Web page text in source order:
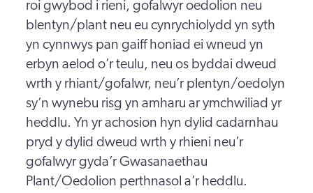
roi gwybod i rieni, gofalwyr oedolion neu
blentyn/plant neu eu cynrychiolydd yn syth
yn cynnwys pan gaiff honiad ei wneud yn
erbyn aelod o’r teulu, neu os byddai dweud
wrth y rhiant/gofalwr, neu’r plentyn/oedolyn
sy’n wynebu risg yn amharu ar ymchwiliad yr
heddlu. Yn yr achosion hyn dylid cadarnhau
pryd y dylid dweud wrth y rhieni neu’r
gofalwyr gyda’r Gwasanaethau
Plant/Oedolion perthnasol a’r heddlu.